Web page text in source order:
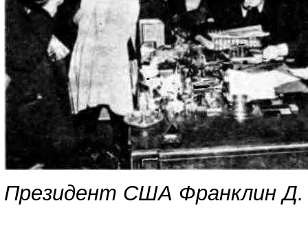
Президент США Франклин Д.